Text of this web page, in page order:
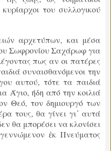
του συλλογικού
αρχετύπων, και μέσα
Σωφρονίου Σαχάρωφ για
πως αν οι πατέρες
συναισθανόμενοι την
αυτού, τότε τα παιδιά
Άγιο, ήδη από την κοιλιά
Θεό, τον δημιουργό των
τους, θα γίνει γι΄ αυτά
θα μπορέσει να κλονίσει
ἐκ Πνεύματος